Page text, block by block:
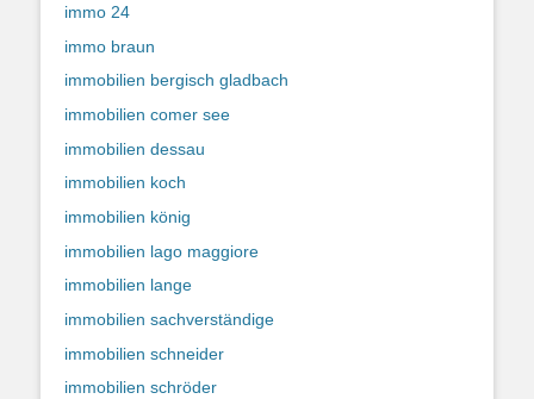
immo 24
immo braun
immobilien bergisch gladbach
immobilien comer see
immobilien dessau
immobilien koch
immobilien könig
immobilien lago maggiore
immobilien lange
immobilien sachverständige
immobilien schneider
immobilien schröder